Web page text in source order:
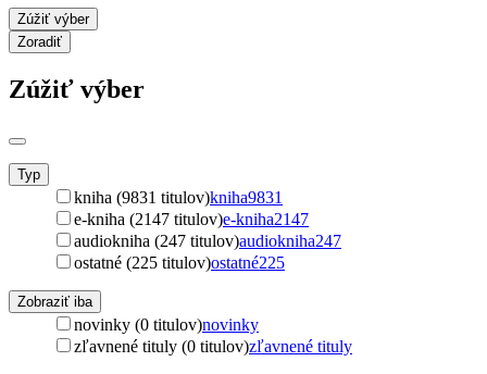
Zúžiť výber
Zoradiť
Zúžiť výber
Typ
kniha (9831 titulov)kniha9831
e-kniha (2147 titulov)e-kniha2147
audiokniha (247 titulov)audiokniha247
ostatné (225 titulov)ostatné225
Zobraziť iba
novinky (0 titulov)novinky
zľavnené tituly (0 titulov)zľavnené tituly